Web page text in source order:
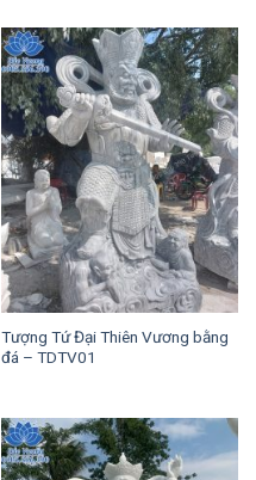
Tượng Tứ Đại Thiên Vương bằng
đá – TDTV01